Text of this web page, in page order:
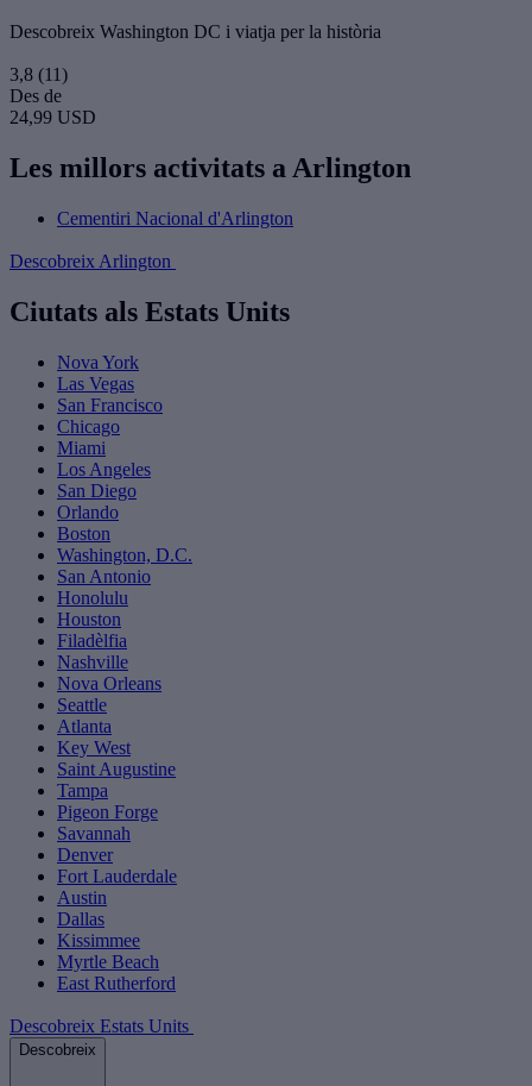
Descobreix Washington DC i viatja per la història
3,8 (11)
Des de
24,99 USD
Les millors activitats a Arlington
Cementiri Nacional d'Arlington
Descobreix Arlington
Ciutats als Estats Units
Nova York
Las Vegas
San Francisco
Chicago
Miami
Los Angeles
San Diego
Orlando
Boston
Washington, D.C.
San Antonio
Honolulu
Houston
Filadèlfia
Nashville
Nova Orleans
Seattle
Atlanta
Key West
Saint Augustine
Tampa
Pigeon Forge
Savannah
Denver
Fort Lauderdale
Austin
Dallas
Kissimmee
Myrtle Beach
East Rutherford
Descobreix Estats Units
Descobreix